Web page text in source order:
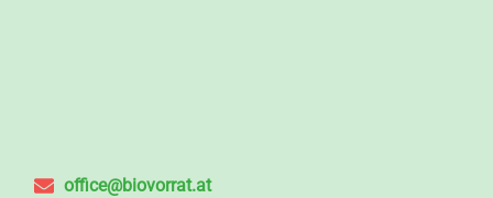
office@biovorrat.at